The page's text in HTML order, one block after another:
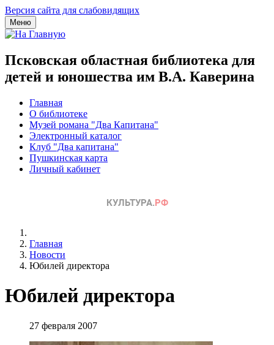
Версия сайта для слабовидящих
Меню
Псковская областная библиотека для
детей и юношества им В.А. Каверина
Главная
О библиотеке
Музей романа "Два Капитана"
Электронный каталог
Клуб "Два капитана"
Пушкинская карта
Личный кабинет
Главная
Новости
Юбилей директора
Юбилей директора
27 февраля 2007